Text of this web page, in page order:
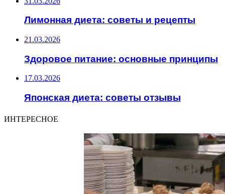
Лимонная диета: советы и рецепты
21.03.2026
Здоровое питание: основные принципы
17.03.2026
Японская диета: советы отзывы
ИНТЕРЕСНОЕ